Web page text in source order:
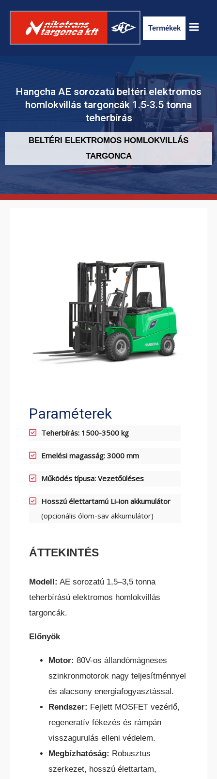
Termékek
TARGONCA
TARGONCA
ELEKTROMOS KOMISSIÓZÓ
TARGONCA
ELEKTROMOS TOLÓOSZLOPOS
TARGONCA
KESKENY-FOLYOSÓS
TARGONCA
BELTÉRI ELEKTROMOS HOMLOKVILLÁS
KÜLTÉRI ELEKTROMOS HOMLOKVILLÁS
Hangcha AE sorozatú beltéri elektromos
homlokvillás targoncák 1.5-3.5 tonna
teherbírás
BELTÉRI ELEKTROMOS HOMLOKVILLÁS
TARGONCA
Paraméterek
Teherbírás: 1500-3500 kg
Emelési magasság: 3000 mm
Működés típusa: Vezetőüléses
Hosszú élettartamú Li-ion akkumulátor
(opcionális ólom-sav akkumulátor)
ÁTTEKINTÉS
Modell: AE sorozatú 1,5–3,5 tonna
teherbírású elektromos homlokvillás
targoncák.
Előnyök
Motor: 80V-os állandómágneses
szinkronmotorok nagy teljesítménnyel
és alacsony energiafogyasztással.
Rendszer: Fejlett MOSFET vezérlő,
regeneratív fékezés és rámpán
visszagurulás elleni védelem.
Megbízhatóság: Robusztus
szerkezet, hosszú élettartam,